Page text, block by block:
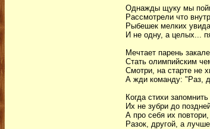
Однажды щуку мы
Рассмотрели что
Рыбешек мелких
И не одну, а целых...
Мечтает парень
Стать олимпийским
Смотри, на старте не
А жди команду: "Раз,
Когда стихи
Их не зубри до
А про себя их повтори,
Разок, другой, а